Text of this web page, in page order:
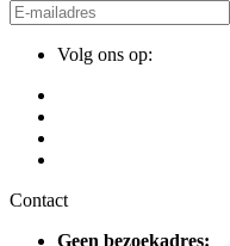
Volg ons op:
Contact
Geen bezoekadres: